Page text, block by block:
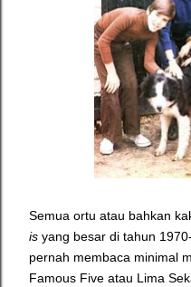
Semua ortu atau bahkan
is yang besar di tahun
pernah membaca minimal
Famous Five atau Lima